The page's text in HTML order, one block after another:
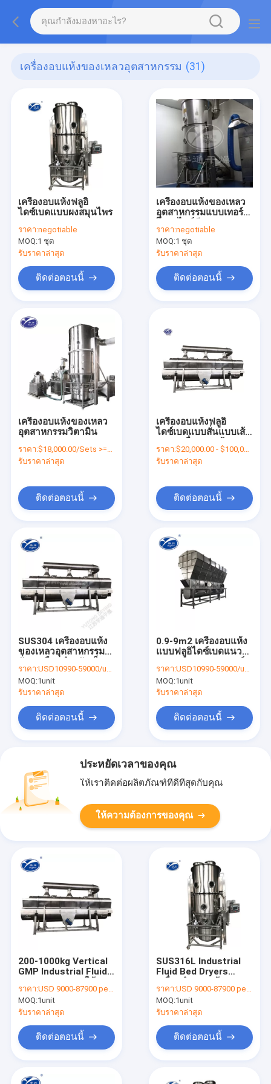
เครื่องอบแห้งของเหลวอุตสาหกรรม (31)
เครื่องอบแห้งฟลูอิ
ไดซ์เบดแบบผงสมุนไพร
ราคา:negotiable
MOQ:1 ชุด
รับราคาล่าสุด
ติดต่อตอนนี้
เครื่องอบแห้งของเหลว
อุตสาหกรรมแบบเทอร์
ราคา:negotiable
MOQ:1 ชุด
รับราคาล่าสุด
ติดต่อตอนนี้
เครื่องอบแห้งของเหลว
อุตสาหกรรมวิตามิน
ราคา:$18,000.00/Sets >=1 Sets
รับราคาล่าสุด
ติดต่อตอนนี้
เครื่องอบแห้งฟลูอิ
ไดซ์เบดแบบสั่นแบบเส้น
ผง CE SGS
ราคา:$20,000.00 - $100,000.00/Sets
รับราคาล่าสุด
ติดต่อตอนนี้
SUS304 เครื่องอบแห้ง
ของเหลวอุตสาหกรรม
ลูกปัดเปียก
ราคา:USD10990-59000/unit
MOQ:1unit
รับราคาล่าสุด
ติดต่อตอนนี้
0.9-9m2 เครื่องอบแห้ง
แบบฟลูอิไดซ์เบดแนว
อบแห้งของเหลวเบด
ราคา:USD10990-59000/unit
MOQ:1unit
รับราคาล่าสุด
ติดต่อตอนนี้
ประหยัดเวลาของคุณ
ให้เราติดต่อผลิตภัณฑ์ที่ดีที่สุดกับคุณ
ให้ความต้องการของคุณ
200-1000kg Vertical
GMP Industrial Fluid
ราคา:USD 9000-87900 per unit
MOQ:1unit
รับราคาล่าสุด
ติดต่อตอนนี้
SUS316L Industrial
Fluid Bed Dryers
ไฟฟ้า / ไอน้ำ
ราคา:USD 9000-87900 per unit
MOQ:1unit
รับราคาล่าสุด
ติดต่อตอนนี้